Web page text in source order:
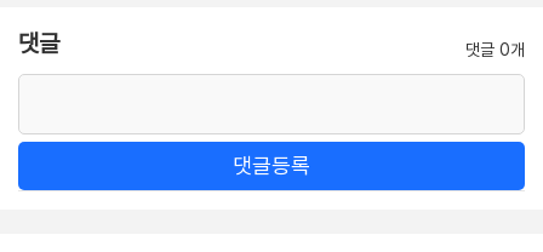
댓글 댓글 0개
댓글등록